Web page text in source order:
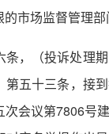
市场监督管理
条，（投诉处理
五十三条，接
会议第7806号